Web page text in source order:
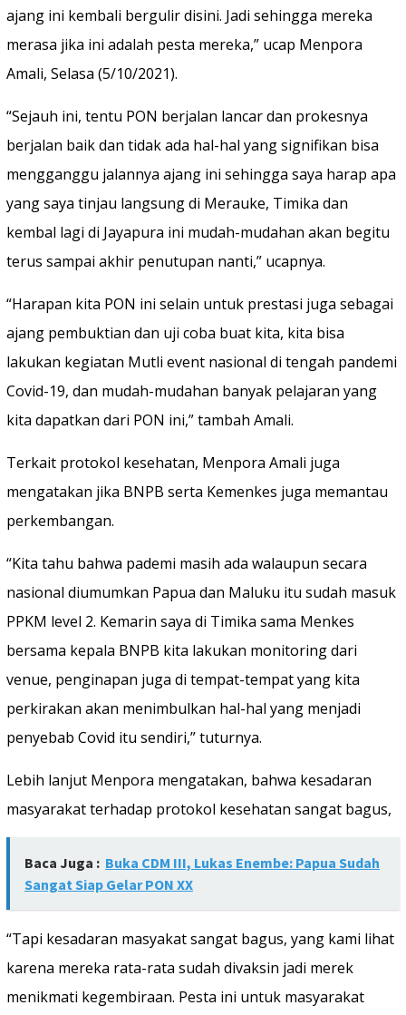
ajang ini kembali bergulir disini. Jadi sehingga mereka
merasa jika ini adalah pesta mereka,” ucap Menpora
Amali, Selasa (5/10/2021).
“Sejauh ini, tentu PON berjalan lancar dan prokesnya
berjalan baik dan tidak ada hal-hal yang signifikan bisa
mengganggu jalannya ajang ini sehingga saya harap apa
yang saya tinjau langsung di Merauke, Timika dan
kembal lagi di Jayapura ini mudah-mudahan akan begitu
terus sampai akhir penutupan nanti,” ucapnya.
“Harapan kita PON ini selain untuk prestasi juga sebagai
ajang pembuktian dan uji coba buat kita, kita bisa
lakukan kegiatan Mutli event nasional di tengah pandemi
Covid-19, dan mudah-mudahan banyak pelajaran yang
kita dapatkan dari PON ini,” tambah Amali.
Terkait protokol kesehatan, Menpora Amali juga
mengatakan jika BNPB serta Kemenkes juga memantau
perkembangan.
“Kita tahu bahwa pademi masih ada walaupun secara
nasional diumumkan Papua dan Maluku itu sudah masuk
PPKM level 2. Kemarin saya di Timika sama Menkes
bersama kepala BNPB kita lakukan monitoring dari
venue, penginapan juga di tempat-tempat yang kita
perkirakan akan menimbulkan hal-hal yang menjadi
penyebab Covid itu sendiri,” tuturnya.
Lebih lanjut Menpora mengatakan, bahwa kesadaran
masyarakat terhadap protokol kesehatan sangat bagus,
Baca Juga : Buka CDM III, Lukas Enembe: Papua Sudah
Sangat Siap Gelar PON XX
“Tapi kesadaran masyakat sangat bagus, yang kami lihat
karena mereka rata-rata sudah divaksin jadi merek
menikmati kegembiraan. Pesta ini untuk masyarakat